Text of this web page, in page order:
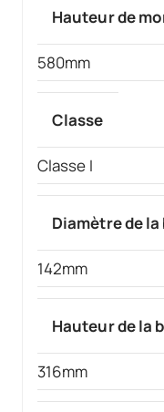
Hauteur de
580mm
Classe
Classe I
Diamètre de la
142mm
Hauteur de la
316mm